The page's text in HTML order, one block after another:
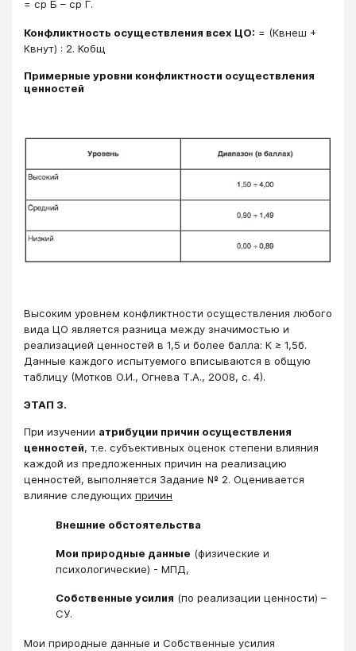
= ср Б – ср Г.
Конфликтность осуществления всех ЦО: = (Квнеш +
Квнут) : 2. Кобщ
Примерные уровни конфликтности осуществления
ценностей
Высоким уровнем конфликтности осуществления любого
вида ЦО является разница между значимостью и
реализацией ценностей в 1,5 и более балла: К ≥ 1,5б.
Данные каждого испытуемого вписываются в общую
таблицу (Мотков О.И., Огнева Т.А., 2008, с. 4).
ЭТАП 3.
При изучении атрибуции причин осуществления
ценностей, т.е. субъективных оценок степени влияния
каждой из предложенных причин на реализацию
ценностей, выполняется Задание № 2. Оценивается
влияние следующих причин
Внешние обстоятельства
Мои природные данные (физические и
психологические) - МПД,
Собственные усилия (по реализации ценности) –
СУ.
Мои природные данные и Собственные усилия